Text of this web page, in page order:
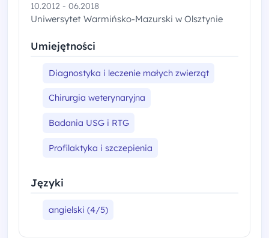
10.2012 - 06.2018
Uniwersytet Warmińsko-Mazurski w Olsztynie
Umiejętności
Diagnostyka i leczenie małych zwierząt
Chirurgia weterynaryjna
Badania USG i RTG
Profilaktyka i szczepienia
Języki
angielski (4/5)